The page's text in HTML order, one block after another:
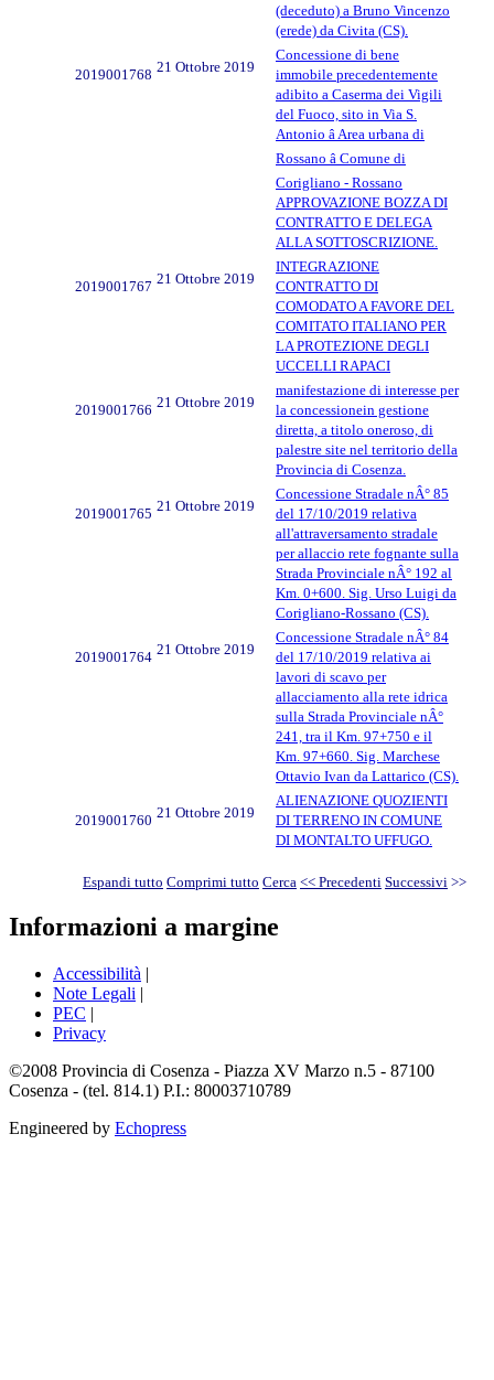
(deceduto) a Bruno Vincenzo
(erede) da Civita (CS).
2019001768 21 Ottobre 2019
Concessione di bene
immobile precedentemente
adibito a Caserma dei Vigili
del Fuoco, sito in Via S.
Antonio â Area urbana di
Rossano â Comune di
Corigliano - Rossano
APPROVAZIONE BOZZA DI
CONTRATTO E DELEGA
ALLA SOTTOSCRIZIONE.
2019001767 21 Ottobre 2019
INTEGRAZIONE
CONTRATTO DI
COMODATO A FAVORE DEL
COMITATO ITALIANO PER
LA PROTEZIONE DEGLI
UCCELLI RAPACI
2019001766 21 Ottobre 2019
manifestazione di interesse per
la concessionein gestione
diretta, a titolo oneroso, di
palestre site nel territorio della
Provincia di Cosenza.
2019001765 21 Ottobre 2019
Concessione Stradale nÂ° 85
del 17/10/2019 relativa
all'attraversamento stradale
per allaccio rete fognante sulla
Strada Provinciale nÂ° 192 al
Km. 0+600. Sig. Urso Luigi da
Corigliano-Rossano (CS).
2019001764 21 Ottobre 2019
Concessione Stradale nÂ° 84
del 17/10/2019 relativa ai
lavori di scavo per
allacciamento alla rete idrica
sulla Strada Provinciale nÂ°
241, tra il Km. 97+750 e il
Km. 97+660. Sig. Marchese
Ottavio Ivan da Lattarico (CS).
2019001760 21 Ottobre 2019
ALIENAZIONE QUOZIENTI
DI TERRENO IN COMUNE
DI MONTALTO UFFUGO.
Espandi tutto Comprimi tutto Cerca << Precedenti Successivi >>
Informazioni a margine
Accessibilità |
Note Legali |
PEC |
Privacy
©2008 Provincia di Cosenza - Piazza XV Marzo n.5 - 87100
Cosenza - (tel. 814.1) P.I.: 80003710789
Engineered by Echopress